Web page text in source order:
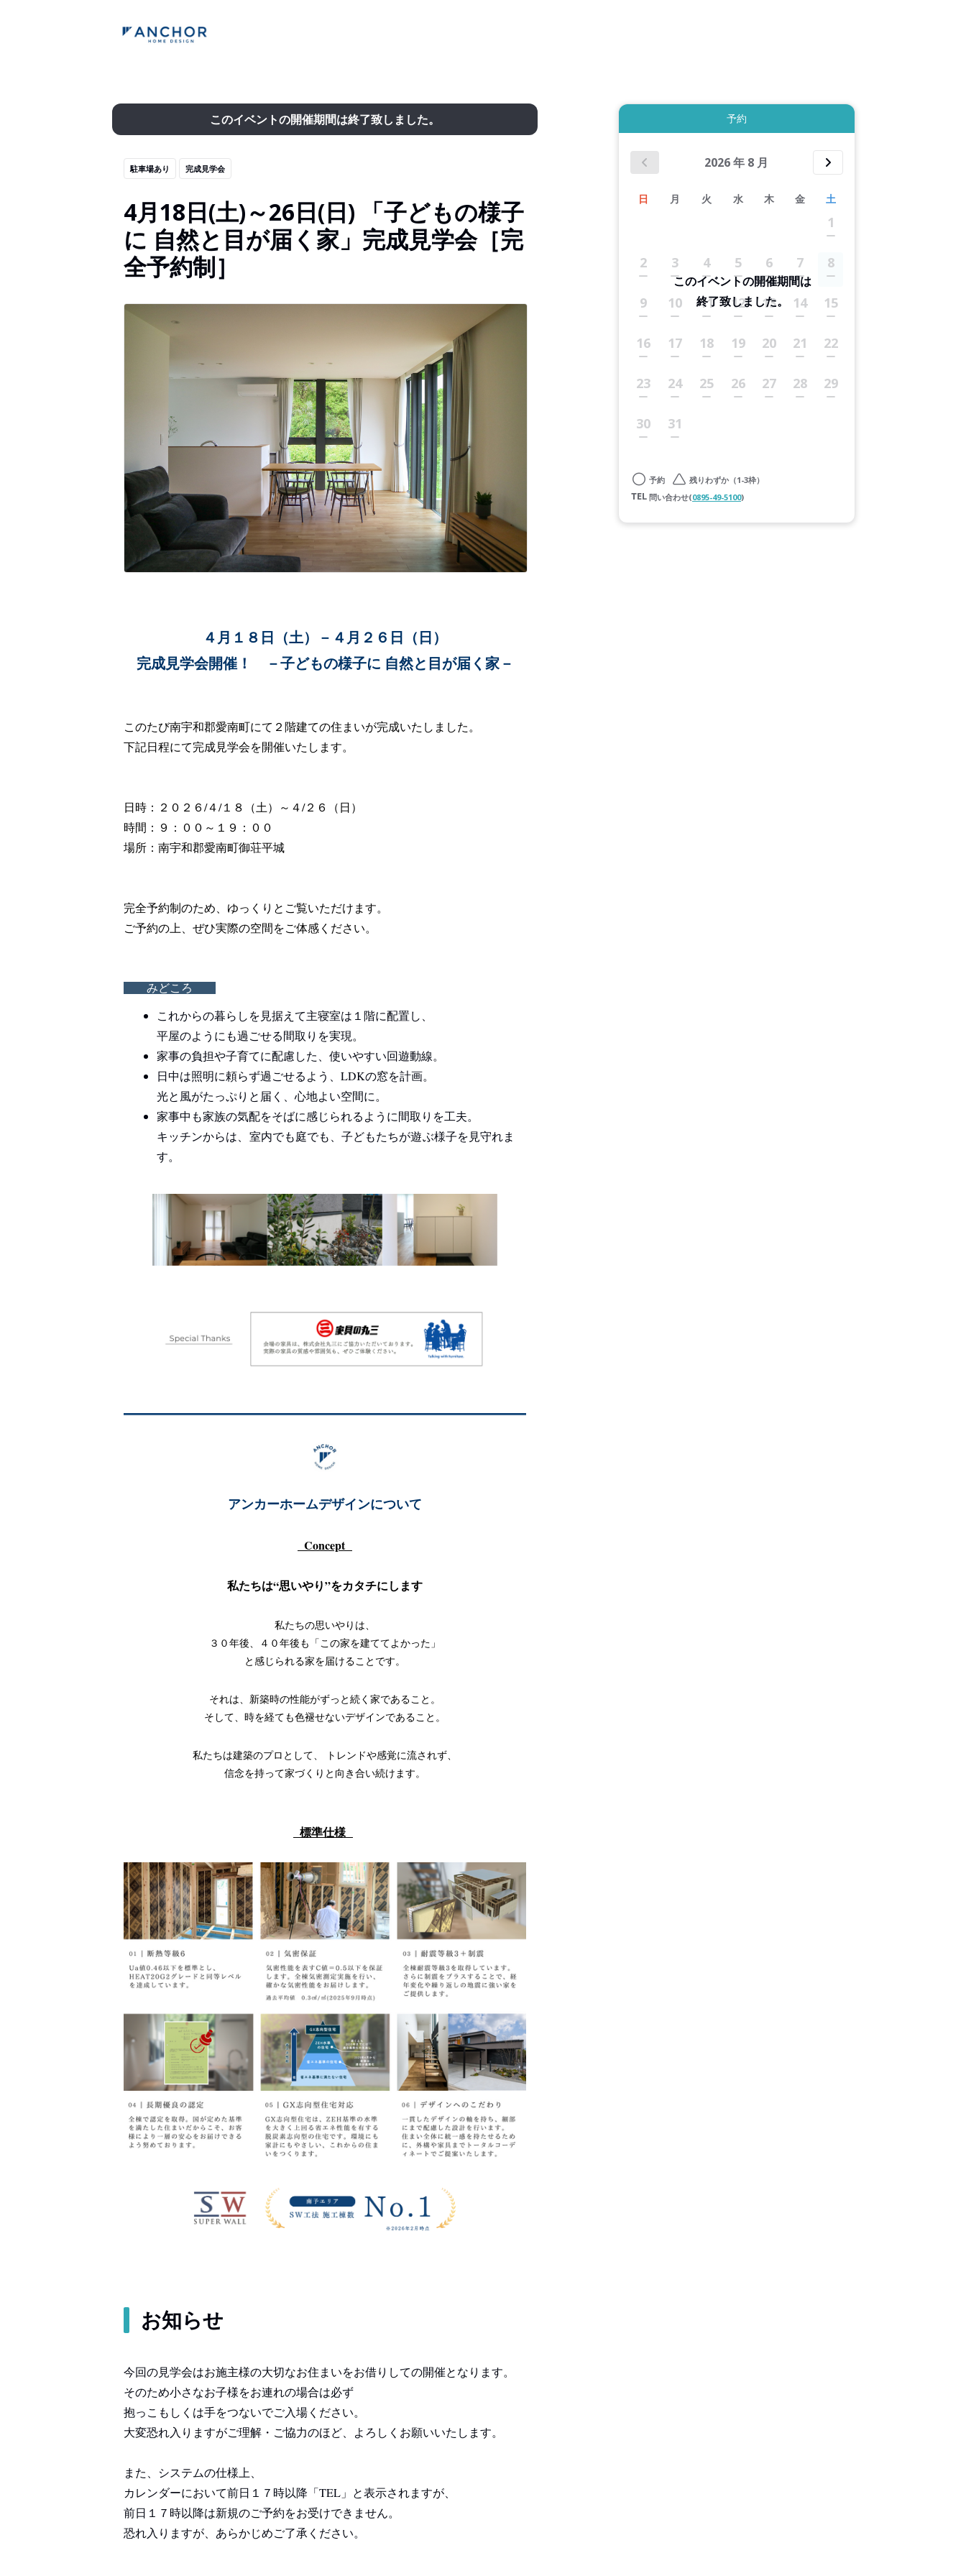
このイベントの開催期間は終了致しました。
駐車場あり 完成見学会
4月18日(土)～26日(日) 「子どもの様子
に 自然と目が届く家」完成見学会［完
全予約制］
４月１８日（土）－４月２６日（日）
完成見学会開催！ －子どもの様子に 自然と目が届く家－
このたび南宇和郡愛南町にて２階建ての住まいが完成いたしました。
下記日程にて完成見学会を開催いたします。
日時：２０２６/４/１８（土）～４/２６（日）
時間：９：００～１９：００
場所：南宇和郡愛南町御荘平城
完全予約制のため、ゆっくりとご覧いただけます。
ご予約の上、ぜひ実際の空間をご体感ください。
みどころ
これからの暮らしを見据えて主寝室は１階に配置し、
平屋のようにも過ごせる間取りを実現。
家事の負担や子育てに配慮した、使いやすい回遊動線。
日中は照明に頼らず過ごせるよう、LDKの窓を計画。
光と風がたっぷりと届く、心地よい空間に。
家事中も家族の気配をそばに感じられるように間取りを工夫。
キッチンからは、室内でも庭でも、子どもたちが遊ぶ様子を見守れま
す。
アンカーホームデザインについて
Concept
私たちは“思いやり”をカタチにします
私たちの思いやりは、
３０年後、４０年後も「この家を建ててよかった」
と感じられる家を届けることです。
それは、新築時の性能がずっと続く家であること。
そして、時を経ても色褪せないデザインであること。
私たちは建築のプロとして、 トレンドや感覚に流されず、
信念を持って家づくりと向き合い続けます。
標準仕様
お知らせ
今回の見学会はお施主様の大切なお住まいをお借りしての開催となります。
そのため小さなお子様をお連れの場合は必ず
抱っこもしくは手をつないでご入場ください。
大変恐れ入りますがご理解・ご協力のほど、よろしくお願いいたします。
また、システムの仕様上、
カレンダーにおいて前日１７時以降「TEL」と表示されますが、
前日１７時以降は新規のご予約をお受けできません。
恐れ入りますが、あらかじめご了承ください。
予約
2026年 8 月
日 月 火 水 木 金 土
1
2 3 4 5 6 7 8
9 10 11 12 13 14 15
16 17 18 19 20 21 22
23 24 25 26 27 28 29
30 31
このイベントの開催期間は
終了致しました。
予約
残りわずか（1-3枠）
問い合わせ(0895-49-5100)